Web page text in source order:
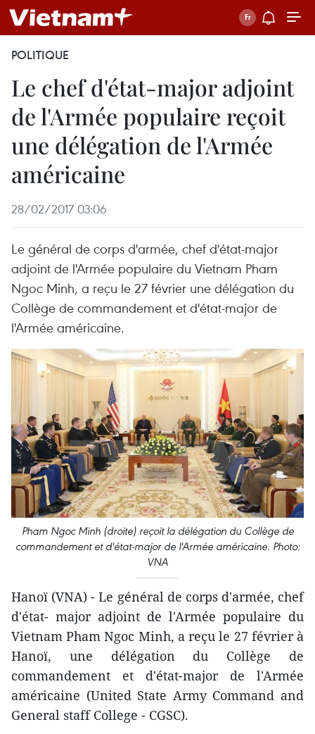
POLITIQUE
Le chef d'état-major adjoint
de l'Armée populaire reçoit
une délégation de l'Armée
américaine
28/02/2017 03:06
Le général de corps d'armée, chef d'état-major
adjoint de l'Armée populaire du Vietnam Pham
Ngoc Minh, a reçu le 27 février une délégation du
Collège de commandement et d'état-major de
l'Armée américaine.
Pham Ngoc Minh (droite) reçoit la délégation du Collège de
commandement et d'état-major de l'Armée américaine. Photo:
VNA
Hanoï (VNA) - Le général de corps d'armée, chef
d'état- major adjoint de l'Armée populaire du
Vietnam Pham Ngoc Minh, a reçu le 27 février à
Hanoï, une délégation du Collège de
commandement et d'​état-major de l'Armée
américaine (United State Army Command and
General staff College - CGSC).